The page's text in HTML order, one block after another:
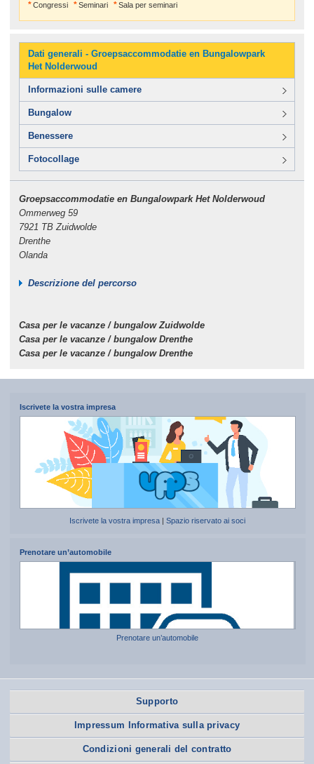
Congressi
Seminari Sala per seminari
Dati generali - Groepsaccommodatie en Bungalowpark
Het Nolderwoud
Informazioni sulle camere
Bungalow
Benessere
Fotocollage
Groepsaccommodatie en Bungalowpark Het Nolderwoud
Ommerweg 59
7921 TB Zuidwolde
Drenthe
Olanda
Descrizione del percorso
Casa per le vacanze / bungalow Zuidwolde
Casa per le vacanze / bungalow Drenthe
Casa per le vacanze / bungalow Drenthe
Iscrivete la vostra impresa
Iscrivete la vostra impresa |Spazio riservato ai soci
Prenotare un’automobile
Prenotare un’automobile
Supporto
Impressum Informativa sulla privacy
Condizioni generali del contratto